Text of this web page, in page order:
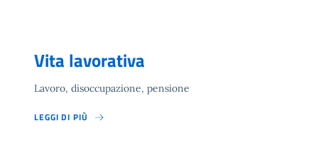
Vita lavorativa
Lavoro, disoccupazione, pensione
LEGGI DI PIÙ